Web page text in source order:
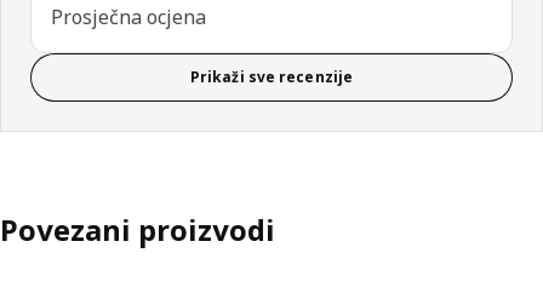
Prosječna ocjena
Prikaži sve recenzije
Povezani proizvodi